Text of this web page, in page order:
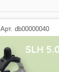
Арт. db00000040